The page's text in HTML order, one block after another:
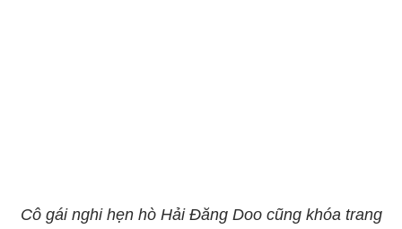
Cô gái nghi hẹn hò Hải Đăng Doo cũng khóa trang